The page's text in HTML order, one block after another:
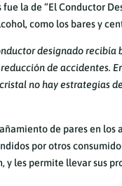
la de “El Conductor
como los bares y
designado recibía
de accidentes.
no hay estrategias
de pares en los
por otros
les permite llevar sus